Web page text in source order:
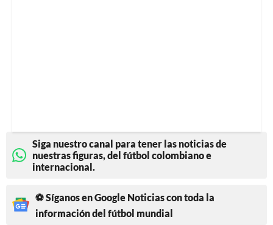
Siga nuestro canal para tener las noticias de
nuestras figuras, del fútbol colombiano e
internacional.
⚽ Síganos en Google Noticias con toda la
información del fútbol mundial